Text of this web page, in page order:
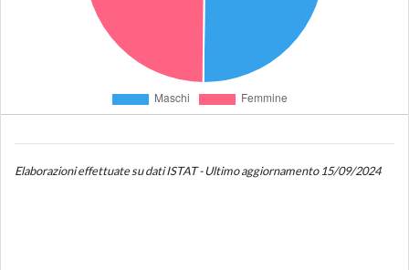
Elaborazioni effettuate su dati ISTAT - Ultimo aggiornamento 15/09/2024